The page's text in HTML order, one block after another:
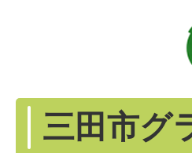
三田市グ